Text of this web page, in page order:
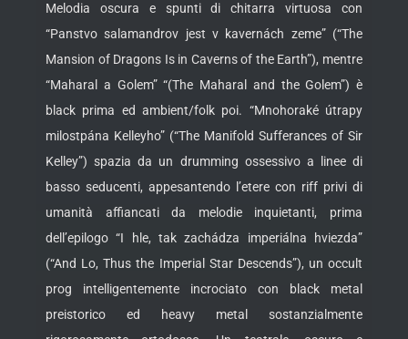
Melodia oscura e spunti di chitarra virtuosa con
“Panstvo salamandrov jest v kavernách zeme” (“The
Mansion of Dragons Is in Caverns of the Earth”), mentre
“Maharal a Golem” “(The Maharal and the Golem”) è
black prima ed ambient/folk poi. “Mnohoraké útrapy
milostpána Kelleyho” (“The Manifold Sufferances of Sir
Kelley”) spazia da un drumming ossessivo a linee di
basso seducenti, appesantendo l’etere con riff privi di
umanità affiancati da melodie inquietanti, prima
dell’epilogo “I hle, tak zachádza imperiálna hviezda”
(“And Lo, Thus the Imperial Star Descends”), un occult
prog intelligentemente incrociato con black metal
preistorico ed heavy metal sostanzialmente